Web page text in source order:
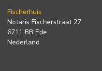
Fischerhuis
Notaris Fischerstraat 27
6711 BB Ede
Nederland